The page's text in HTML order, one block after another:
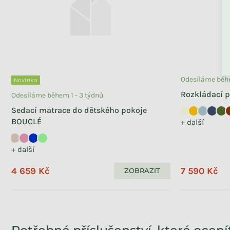
Novinka
Sedací matrace do dětského pokoje
BOUCLÉ
+ další
Odesíláme během 1 - 3 týdnů
4 659 Kč ZOBRAZIT
Rozkládací
+ další
Odesíláme
7 590 Kč
Dětský Montessori regál se 3
prostornými policemi
Odesíláme během 4 - 6 týdnů